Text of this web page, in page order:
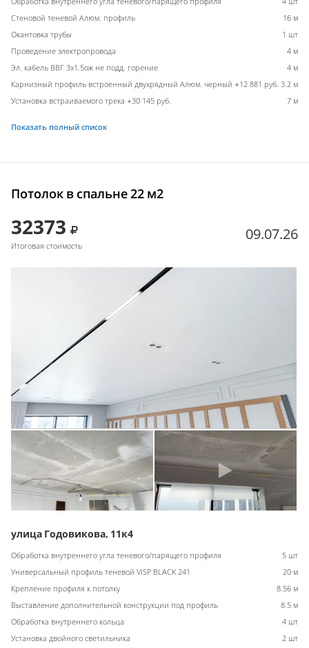
Стеновой теневой Алюм. профиль
16 м
Окантовка трубы
1 шт
Проведение электропровода
4 м
Эл. кабель ВВГ 3х1.5ож не подд. горение
4 м
Карнизный профиль встроенный двухрядный Алюм. черный +12 881 руб. 3.2 м
Установка встраиваемого трека +30 145 руб.
7 м
Показать полный список
Потолок в спальне 22 м2
32373
Итоговая стоимость
09.07.26
улица Годовикова, 11к4
Обработка внутреннего угла теневого/парящего профиля
5 шт
Универсальный профиль теневой VISP BLACK 241
20 м
Крепление профиля к потолку
8.56 м
Выставление дополнительной конструкции под профиль
8.5 м
Обработка внутреннего кольца
4 шт
Установка двойного светильника
2 шт